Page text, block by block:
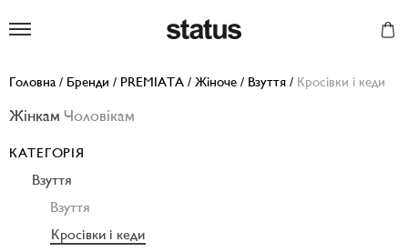
Головна / Бренди / PREMIATA / Жіноче / Взуття / Кросівки і кеди
Жінкам Чоловікам
КАТЕГОРІЯ
Взуття
Взуття
Кросівки і кеди